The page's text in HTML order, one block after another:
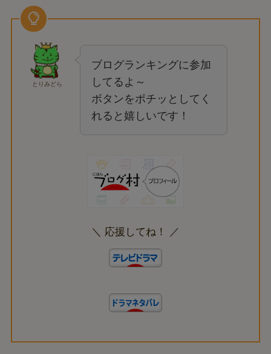
とりみどら
ブログランキングに参加
してるよ～
ボタンをポチッとしてく
れると嬉しいです！
＼ 応援してね！ ／